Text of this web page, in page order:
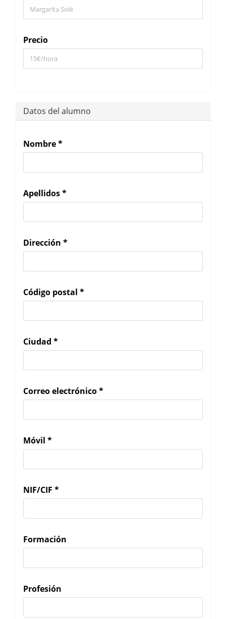
Precio
Datos del alumno
Nombre*
Apellidos*
Dirección *
Código postal *
Ciudad *
Correo electrónico*
Móvil *
NIF/CIF *
Formación
Profesión